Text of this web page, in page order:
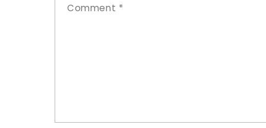
Comment *